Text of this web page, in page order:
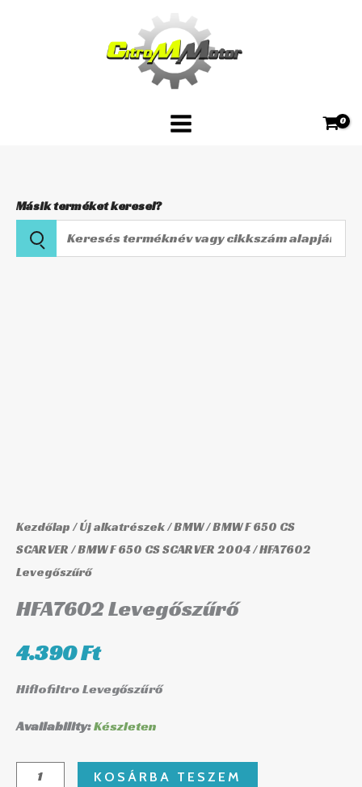
Másik terméket keresel?
Keresés
terméknév
Kezdőlap/Új alkatrészek/BMW/BMW F 650 CS
SCARVER/BMW F 650 CS SCARVER 2004/ HFA7602
Levegőszűrő
HFA7602 Levegőszűrő
4.390Ft
Hiflofiltro Levegőszűrő
Availability:Készleten
KOSÁRBA TESZEM